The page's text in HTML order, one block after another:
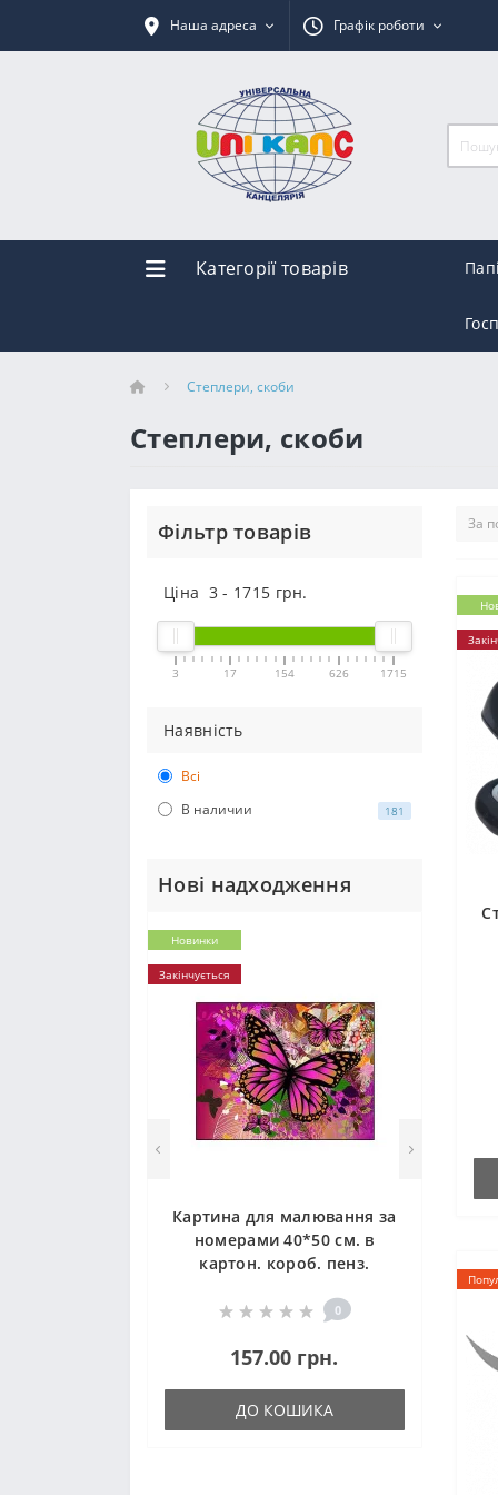
Наша адреса Графік роботи
Категорії товарів
Степлери, скоби
Степлери, скоби
Фільтр товарів
Ціна 3 - 1715 грн.
3 17 154 626 1715
Наявність
Всі
В наличии
181
Нові надходження
Новинки
Закінчується
Картина для малювання за
номерами 40*50 см. в
картон. короб. пенз.
0
157.00 грн.
ДО КОШИКА